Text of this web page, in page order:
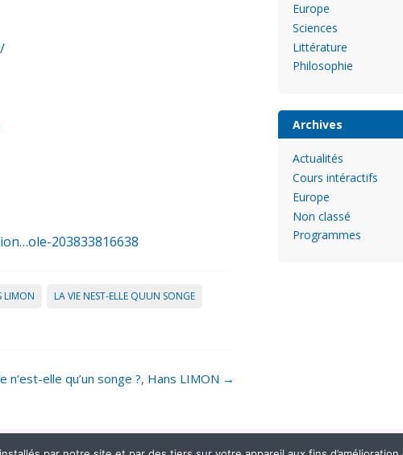
203833816638
LIMON LA VIE NEST-ELLE QUUN SONGE
n’est-elle qu’un songe ?, Hans LIMON →
Europe
Sciences
Littérature
Philosophie
Archives
Actualités
Cours intéractifs
Europe
Non classé
Programmes